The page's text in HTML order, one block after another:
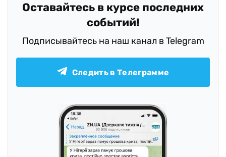
Оставайтесь в курсе последних
событий!
Подписывайтесь на наш канал в Telegram
Следить в Телеграмме